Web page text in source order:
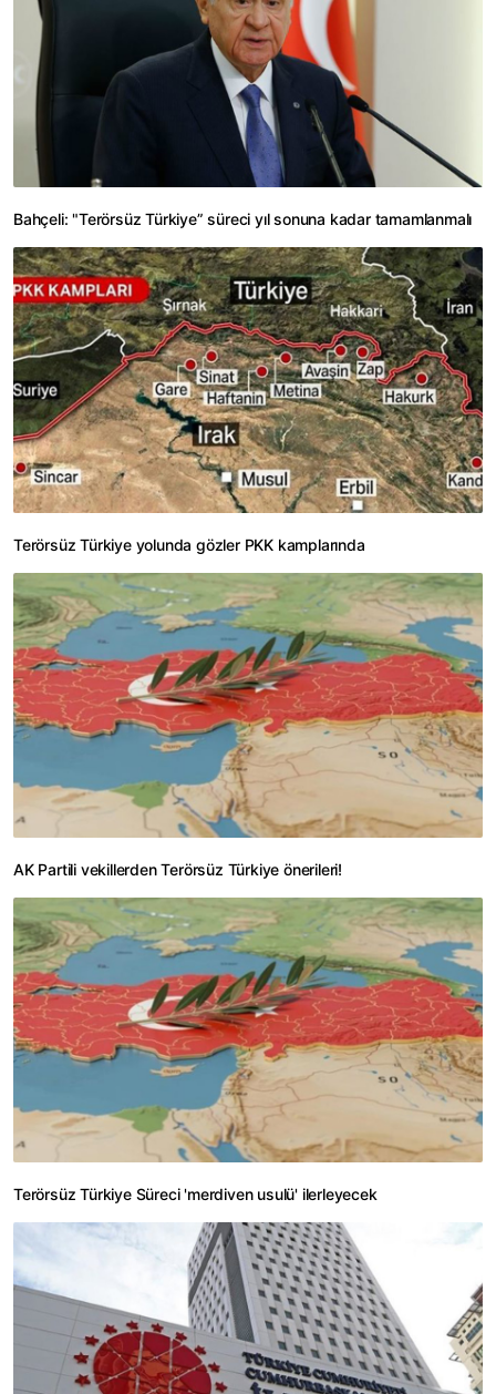
Bahçeli: "Terörsüz Türkiye” süreci yıl sonuna kadar tamamlanmalı
Terörsüz Türkiye yolunda gözler PKK kamplarında
AK Partili vekillerden Terörsüz Türkiye önerileri!
Terörsüz Türkiye Süreci 'merdiven usulü' ilerleyecek